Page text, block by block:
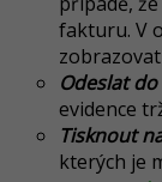
fakturu. V
Odeslat do
evidence
Tisknout
kterých je